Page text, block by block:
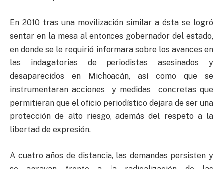
En 2010 tras una movilización similar a ésta se logró
sentar en la mesa al entonces gobernador del estado,
en donde se le requirió informara sobre los avances en
las indagatorias de periodistas asesinados y
desaparecidos en Michoacán, así como que se
instrumentaran acciones y medidas concretas que
permitieran que el oficio periodístico dejara de ser una
protección de alto riesgo, además del respeto a la
libertad de expresión.
A cuatro años de distancia, las demandas persisten y